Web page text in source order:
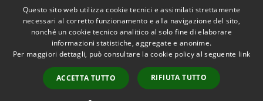
Accessibilità
Copyright © 2026 • Comune di
Flero • Powered by
Municipium•
Accesso
redazione
Questo sito web utilizza cookie tecnici e assimilati strettamente
necessari al corretto funzionamento e alla navigazione del sito,
nonché un cookie tecnico analitico al solo fine di elaborare
informazioni statistiche, aggregate e anonime.
Per maggiori dettagli, può consultare la cookie policy al seguente link
ACCETTA TUTTO RIFIUTA TUTTO